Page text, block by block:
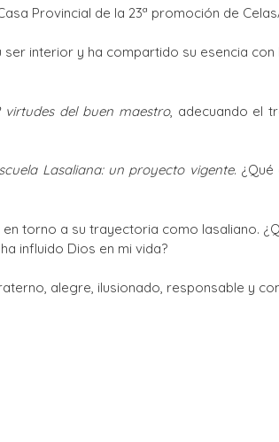
Provincial de la 23ª promoción de
interior y ha compartido su esencia
virtudes del buen maestro, adecuando el
Lasaliana: un proyecto vigente.
torno a su trayectoria como lasaliano.
influido Dios en mi vida?
alegre, ilusionado, responsable y